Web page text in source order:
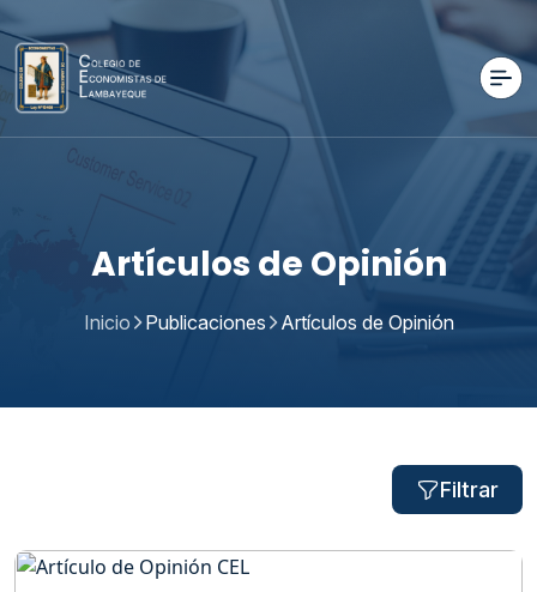
Artículos de Opinión
Inicio Publicaciones Artículos de Opinión
Filtrar